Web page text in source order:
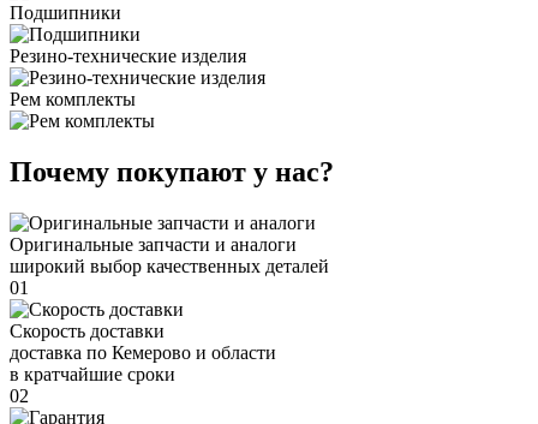
Подшипники
Резино-технические изделия
Рем комплекты
Почему покупают у нас?
Оригинальные запчасти и аналоги
широкий выбор качественных деталей
01
Скорость доставки
доставка по Кемерово и области
в кратчайшие сроки
02